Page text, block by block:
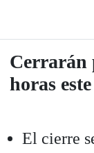
Cerrarán
horas
El cierre